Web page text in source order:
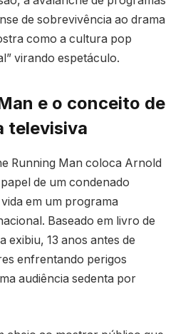
de sobrevivência ao drama
como a cultura pop
virando espetáculo.
e o conceito de
televisiva
Running Man coloca Arnold
de um condenado
em um programa
Baseado em livro de
exibiu, 13 anos antes de
enfrentando perigos
audiência sedenta por